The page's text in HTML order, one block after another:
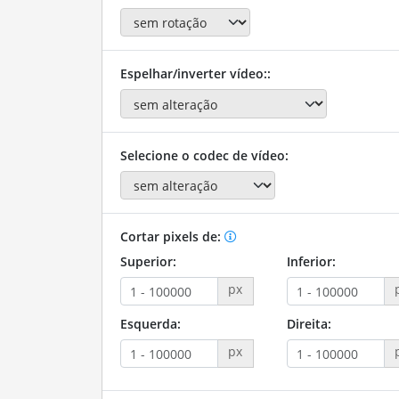
Espelhar/inverter vídeo::
Selecione o codec de vídeo:
Cortar pixels de:
Superior:
px
Inferior:
Esquerda:
px
Direita: